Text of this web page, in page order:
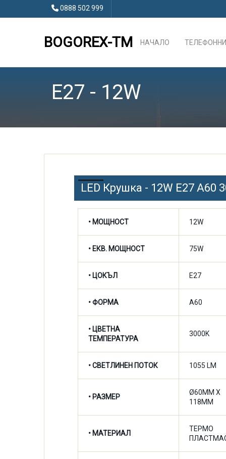
0888 502 999
BOGOREX-TM НАЧАЛО
E27 - 12W
LED Крушка - 12W E27 A60
• МОЩНОСТ 12W
• ЕКВ. МОЩНОСТ 75W
• ЦОКЪЛ E27
• ФОРМА A60
• ЦВЕТНА
ТЕМПЕРАТУРА
3000K
•СВЕТЛИНЕН ПОТОК 1055 LM
• РАЗМЕР
Ø60MM X
118MM
• МАТЕРИАЛ
ТЕРМО